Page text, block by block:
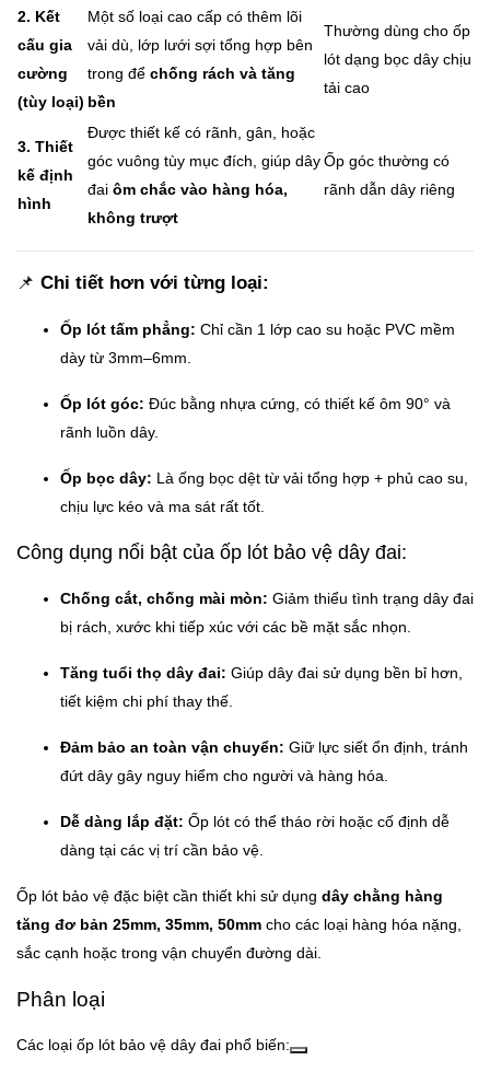
2. Kết
cấu gia
cường
(tùy loại)
Một số loại cao cấp có thêm lõi
vải dù, lớp lưới sợi tổng hợp bên
trong để chống rách và tăng
bền
Thường dùng cho ốp
lót dạng bọc dây chịu
tải cao
3. Thiết
kế định
hình
Được thiết kế có rãnh, gân, hoặc
góc vuông tùy mục đích, giúp dây
đai ôm chắc vào hàng hóa,
không trượt
Ốp góc thường có
rãnh dẫn dây riêng
📌 Chi tiết hơn với từng loại:
Ốp lót tấm phẳng: Chỉ cần 1 lớp cao su hoặc PVC mềm
dày từ 3mm–6mm.
Ốp lót góc: Đúc bằng nhựa cứng, có thiết kế ôm 90° và
rãnh luồn dây.
Ốp bọc dây: Là ống bọc dệt từ vải tổng hợp + phủ cao su,
chịu lực kéo và ma sát rất tốt.
Công dụng nổi bật của ốp lót bảo vệ dây đai:
Chống cắt, chống mài mòn: Giảm thiểu tình trạng dây đai
bị rách, xước khi tiếp xúc với các bề mặt sắc nhọn.
Tăng tuổi thọ dây đai: Giúp dây đai sử dụng bền bỉ hơn,
tiết kiệm chi phí thay thế.
Đảm bảo an toàn vận chuyển: Giữ lực siết ổn định, tránh
đứt dây gây nguy hiểm cho người và hàng hóa.
Dễ dàng lắp đặt: Ốp lót có thể tháo rời hoặc cố định dễ
dàng tại các vị trí cần bảo vệ.
Ốp lót bảo vệ đặc biệt cần thiết khi sử dụng dây chằng hàng
tăng đơ bản 25mm, 35mm, 50mm cho các loại hàng hóa nặng,
sắc cạnh hoặc trong vận chuyển đường dài.
Phân loại
Các loại ốp lót bảo vệ dây đai phổ biến: